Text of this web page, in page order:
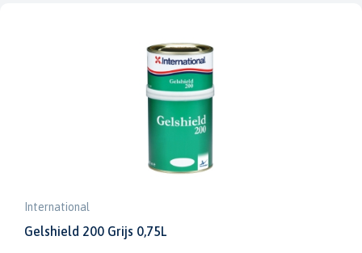
International
Gelshield 200 Grijs 0,75L